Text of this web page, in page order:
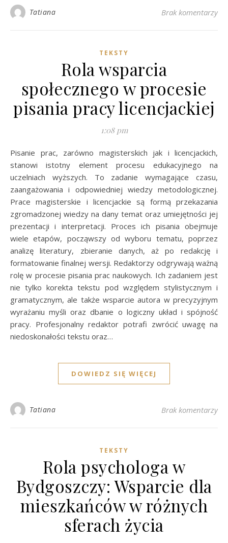
Tatiana Brak komentarzy
TEKSTY
Rola wsparcia
społecznego w procesie
pisania pracy licencjackiej
1:08 pm
Pisanie prac, zarówno magisterskich jak i licencjackich,
stanowi istotny element procesu edukacyjnego na
uczelniach wyższych. To zadanie wymagające czasu,
zaangażowania i odpowiedniej wiedzy metodologicznej.
Prace magisterskie i licencjackie są formą przekazania
zgromadzonej wiedzy na dany temat oraz umiejętności jej
prezentacji i interpretacji. Proces ich pisania obejmuje
wiele etapów, począwszy od wyboru tematu, poprzez
analizę literatury, zbieranie danych, aż po redakcję i
formatowanie finalnej wersji. Redaktorzy odgrywają ważną
rolę w procesie pisania prac naukowych. Ich zadaniem jest
nie tylko korekta tekstu pod względem stylistycznym i
gramatycznym, ale także wsparcie autora w precyzyjnym
wyrażaniu myśli oraz dbanie o logiczny układ i spójność
pracy. Profesjonalny redaktor potrafi zwrócić uwagę na
niedoskonałości tekstu oraz…
DOWIEDZ SIĘ WIĘCEJ
Tatiana Brak komentarzy
TEKSTY
Rola psychologa w
Bydgoszczy: Wsparcie dla
mieszkańców w różnych
sferach życia